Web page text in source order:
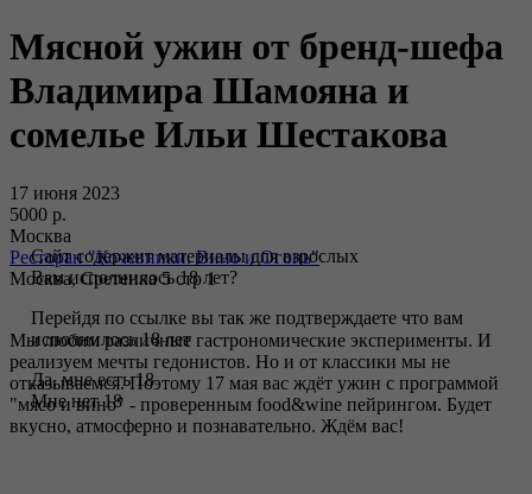
Мясной ужин от бренд-шефа
Владимира Шамояна и
сомелье Ильи Шестакова
17 июня 2023
5000 р.
Москва
Ресторан "Кочевники. Вино и Огонь"
Москва, Сретенка 5 стр 1
Мы любим различные гастрономические эксперименты. И
реализуем мечты гедонистов. Но и от классики мы не
отказываемся. Поэтому 17 мая вас ждёт ужин с программой
"мясо и вино" - проверенным food&wine пейрингом. Будет
вкусно, атмосферно и познавательно. Ждём вас!
Сайт содержит материалы для взрослых
Вам исполнилось 18 лет?
Перейдя по ссылке вы так же подтверждаете что вам
исполнилось 18 лет
Да, мне есть 18
Мне нет 18